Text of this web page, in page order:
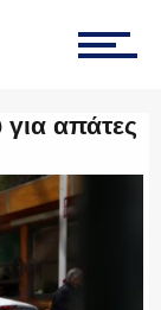
απάτες